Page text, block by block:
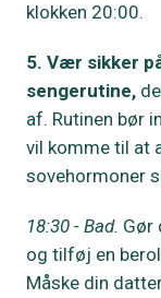
klokken 20:00.
5. Vær sikker
sengerutine,
af. Rutinen bør
vil komme til at
sovehormoner
18:30 - Bad. Gør
og tilføj en
Måske din